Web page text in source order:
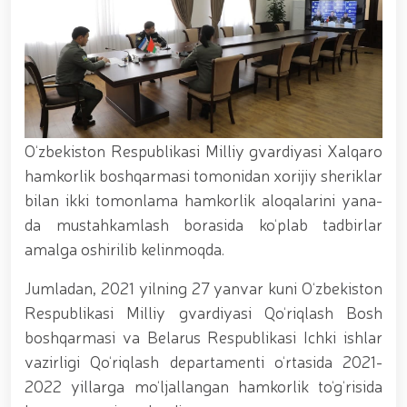
xizmat itlari ko‘rgazmasi tashkil etildi. // “Dog
biatloni” bellashuvining 6-respublika idoralararo
musobaqasi g'oliblari aniqlandi. // O‘zbekistonning
harbiy salohiyatini mustahkamlash: islohotlar va
ustuvor vazifalar.// Milliy gvardiya qo‘mondoni
Jamoat xavfsizligi universiteti bitiruvchi kursantlari
bilan uchrashdi.// 9-may — Xotira va qadrlash kuni
munosabati bilan Milliy gvardiya qoʻmondonligi
tomonidan poytaxtimizda istiqomat qiluvchi Ikkinchi
jahon urushi qatnashchilari va faxriylari holidan xabar
olindi. // “Uyg‘oq xotira” nomli teatrlashtirilgan
musiqiy konsert dasturi namoyish qilindi.// “Uch
avlod uchrashuvi” hamda “Bizning qahramonlar”
kitobining taqdimotiga bag‘ishlangan tadbir tashkil
etildi.// “Men G‘olib Run” yugurish musobaqasida
gvardiyachilar faxrli o'rinlarni egallashdi.//
Hamkorlikdagi profilaktik tadbirlar davom
ettirilmoqda. Xavfsiz muhitni ta’minlashga
qaratilgan chora-tadbirlar Milliy gvardiya
qo‘mondoni general-polkovnik B. Tashmatov
rahbarligida Yunusobod tumanida amalga oshirildi //
Buyuk davlat arbobi Sohibqiron Amir Temur
O‘zbekiston Respublikasi Milliy gvardiyasi Xalqaro
hamkorlik boshqarmasi tomonidan xorijiy sheriklar
bilan ikki tomonlama hamkorlik aloqalarini yana-
da mustahkamlash borasida ko‘plab tadbirlar
amalga oshirilib kelinmoqda.
Jumladan, 2021 yilning 27 yanvar kuni O‘zbekiston
Respublikasi Milliy gvardiyasi Qo‘riqlash Bosh
boshqarmasi va Belarus Respublikasi Ichki ishlar
vazirligi Qo‘riqlash departamenti o‘rtasida 2021-
2022 yillarga mo‘ljallangan hamkorlik to‘g‘risida